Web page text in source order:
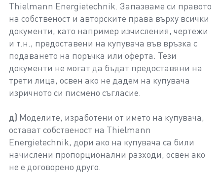
Thielmann Energietechnik. Запазваме си правото
на собственост и авторските права върху всички
документи, като например изчисления, чертежи
и т.н., предоставени на купувача във връзка с
подаването на поръчка или оферта. Тези
документи не могат да бъдат предоставяни на
трети лица, освен ако не дадем на купувача
изричното си писмено съгласие.
д) Моделите, изработени от името на купувача,
остават собственост на Thielmann
Energietechnik, дори ако на купувача са били
начислени пропорционални разходи, освен ако
не е договорено друго.